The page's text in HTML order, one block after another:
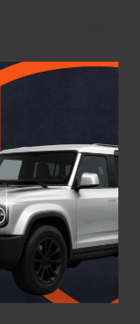
اللي
يوصلك